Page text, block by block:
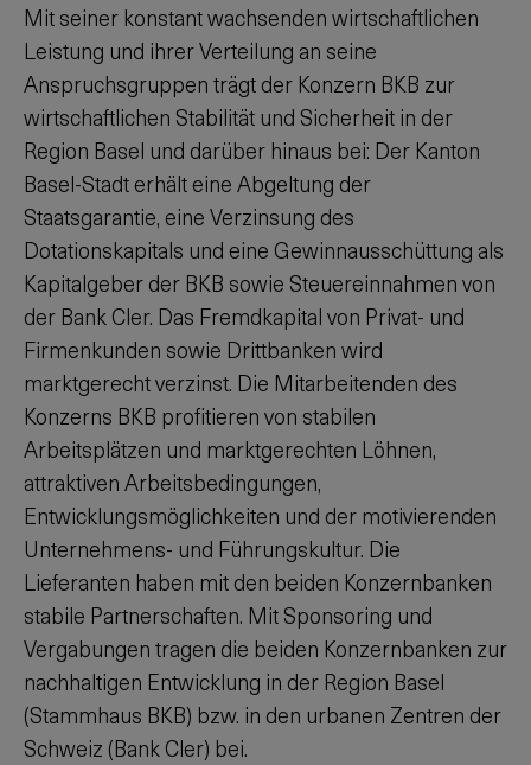
Mit seiner konstant wachsenden wirtschaftlichen
Leistung und ihrer Verteilung an seine
Anspruchsgruppen trägt der Konzern BKB zur
wirtschaftlichen Stabilität und Sicherheit in der
Region Basel und darüber hinaus bei: Der Kanton
Basel-Stadt erhält eine Abgeltung der
Staatsgarantie, eine Verzinsung des
Dotationskapitals und eine Gewinnausschüttung als
Kapitalgeber der BKB sowie Steuereinnahmen von
der Bank Cler. Das Fremdkapital von Privat- und
Firmenkunden sowie Drittbanken wird
marktgerecht verzinst. Die Mitarbeitenden des
Konzerns BKB profitieren von stabilen
Arbeitsplätzen und marktgerechten Löhnen,
attraktiven Arbeitsbedingungen,
Entwicklungsmöglichkeiten und der motivierenden
Unternehmens- und Führungskultur. Die
Lieferanten haben mit den beiden Konzernbanken
stabile Partnerschaften. Mit Sponsoring und
Vergabungen tragen die beiden Konzernbanken zur
nachhaltigen Entwicklung in der Region Basel
(Stammhaus BKB) bzw. in den urbanen Zentren der
Schweiz (Bank Cler) bei.